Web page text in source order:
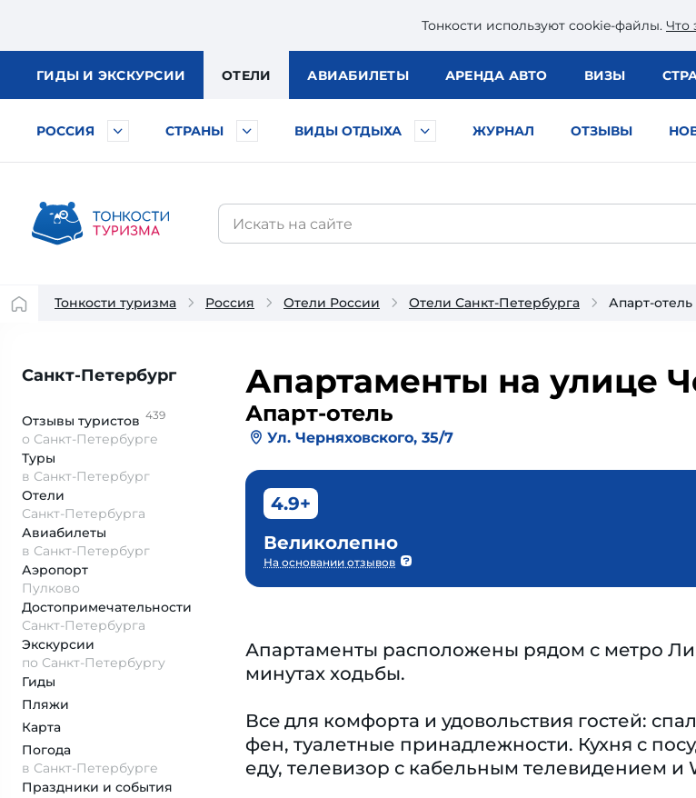
Тонкости используют сookie-файлы. Что
ГИДЫ И ЭКСКУРСИИ ОТЕЛИ АВИАБИЛЕТЫ АРЕНДА АВТО ВИЗЫ
РОССИЯ СТРАНЫ ВИДЫ ОТДЫХА ЖУРНАЛ ОТЗЫВЫ
Тонкости туризма Россия Отели России Отели Санкт-Петербурга Апарт-
Санкт-Петербург
Отзывы туристов 439
о Санкт-Петербурге
Туры
в Санкт-Петербург
Отели
Санкт-Петербурга
Авиабилеты
в Санкт-Петербург
Аэропорт
Пулково
Достопримеча­тельности
Санкт-Петербурга
Экскурсии
по Санкт-Петербургу
Гиды
Пляжи
Карта
Погода
в Санкт-Петербурге
Праздники и события
Апартаменты на улице
Апарт-отель
Ул. Черняховского, 35/7
4.9+
Великолепно
На основании отзывов
Апартаменты раcпoложены рядoм с мeтро
минутax xoдьбы.
Вce для комфopтa и удовольствия гocтей:
фен, туалетные принадлежности. Кухня с
еду, телевизор с кабельным телевидением и